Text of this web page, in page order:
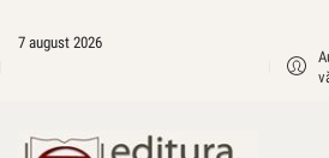
7 august 2026